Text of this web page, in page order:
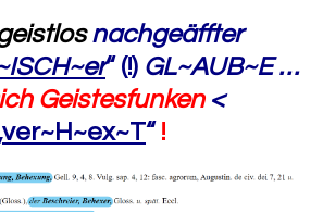
nachgeäffter
“ (!) GL~AUB~E…
Geistesfunken <
ver~H~ex~T“ !